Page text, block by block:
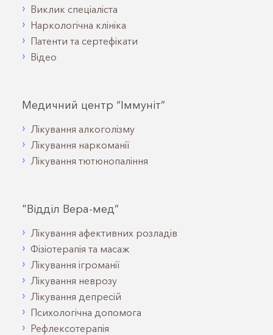
Виклик спеціаліста
Наркологічна клініка
Патенти та сертефікати
Відео
Медичний центр “Іммуніт”
Лікування алкоголізму
Лікування наркоманії
Лікування тютюнопаління
"Відділ Вера-мед”
Лікування афективних розладів
Фізіотерапія та масаж
Лікування ігроманії
Лікування неврозу
Лікування депресій
Психологічна допомога
Рефлексотерапія